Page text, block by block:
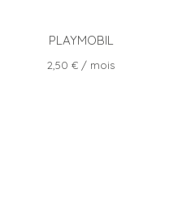
PLAYMOBIL
Prix
2,50 € / mois